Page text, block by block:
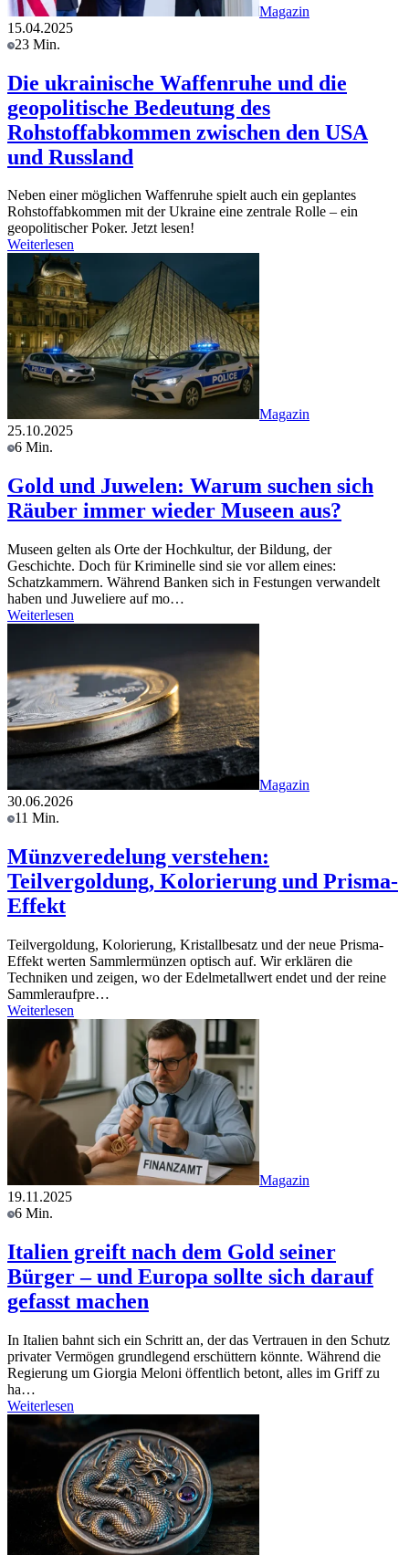
Magazin
15.04.2025
23 Min.
Die ukrainische Waffenruhe und die
geopolitische Bedeutung des
Rohstoffabkommen zwischen den USA
und Russland
Neben einer möglichen Waffenruhe spielt auch ein geplantes
Rohstoffabkommen mit der Ukraine eine zentrale Rolle – ein
geopolitischer Poker. Jetzt lesen!
Weiterlesen
Magazin
25.10.2025
6 Min.
Gold und Juwelen: Warum suchen sich
Räuber immer wieder Museen aus?
Museen gelten als Orte der Hochkultur, der Bildung, der
Geschichte. Doch für Kriminelle sind sie vor allem eines:
Schatzkammern. Während Banken sich in Festungen verwandelt
haben und Juweliere auf mo…
Weiterlesen
Magazin
30.06.2026
11 Min.
Münzveredelung verstehen:
Teilvergoldung, Kolorierung und Prisma-
Effekt
Teilvergoldung, Kolorierung, Kristallbesatz und der neue Prisma-
Effekt werten Sammlermünzen optisch auf. Wir erklären die
Techniken und zeigen, wo der Edelmetallwert endet und der reine
Sammleraufpre…
Weiterlesen
Magazin
19.11.2025
6 Min.
Italien greift nach dem Gold seiner
Bürger – und Europa sollte sich darauf
gefasst machen
In Italien bahnt sich ein Schritt an, der das Vertrauen in den Schutz
privater Vermögen grundlegend erschüttern könnte. Während die
Regierung um Giorgia Meloni öffentlich betont, alles im Griff zu
ha…
Weiterlesen